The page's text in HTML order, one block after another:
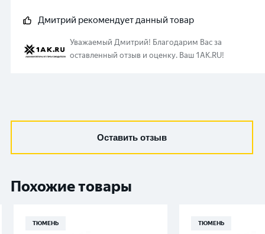
Дмитрий рекомендует данный товар
Уважаемый Дмитрий! Благодарим Вас за
оставленный отзыв и оценку. Ваш 1AK.RU!
Оставить отзыв
Похожие товары
ТЮМЕНЬ ТЮМЕНЬ